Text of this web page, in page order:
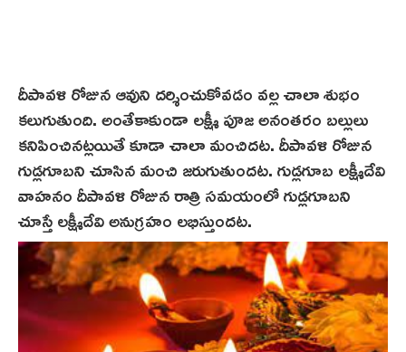
దీపావళి రోజున ఆవుని దర్శించుకోవడం వల్ల చాలా శుభం
కలుగుతుంది. అంతేకాకుండా లక్ష్మీ పూజ అనంతరం బల్లులు
కనిపించినట్లయితే కూడా చాలా మంచిద‌ట‌. దీపావళి రోజున
గుడ్లగూబని చూసిన మంచి జరుగుతుందట. గుడ్లగూబ లక్ష్మీదేవి
వాహనం దీపావళి రోజున రాత్రి సమయంలో గుడ్లగూబని
చూస్తే లక్ష్మీదేవి అనుగ్రహం లభిస్తుందట.